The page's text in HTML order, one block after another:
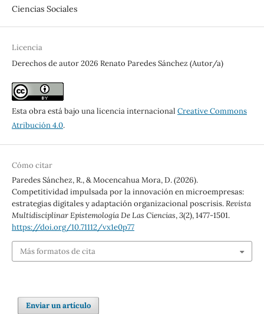
Ciencias Sociales
Licencia
Derechos de autor 2026 Renato Paredes Sánchez (Autor/a)
Esta obra está bajo una licencia internacional Creative Commons
Atribución 4.0.
Cómo citar
Paredes Sánchez, R., & Mocencahua Mora, D. (2026).
Competitividad impulsada por la innovación en microempresas:
estrategias digitales y adaptación organizacional poscrisis.Revista
Multidisciplinar Epistemología De Las Ciencias,3(2), 1477-1501.
https://doi.org/10.71112/vx1e0p77
Más formatos de cita
Enviar un artículo